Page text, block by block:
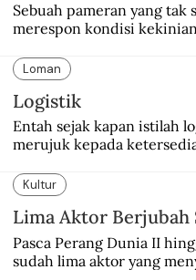
Sebuah pameran yang tak
merespon kondisi
Balai Budaya selaku tempat
dalam dunia seni-budaya
Loman
Logistik
Entah sejak kapan istilah
merujuk kepada
Kultur
Lima Aktor Berjubah
Pasca Perang Dunia II
sudah lima aktor yang